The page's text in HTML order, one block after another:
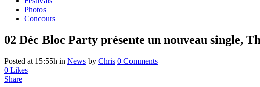
Photos
Concours
02 Déc Bloc Party présente un nouveau single,
Posted at 15:55h in News by Chris 0 Comments
0 Likes
Share